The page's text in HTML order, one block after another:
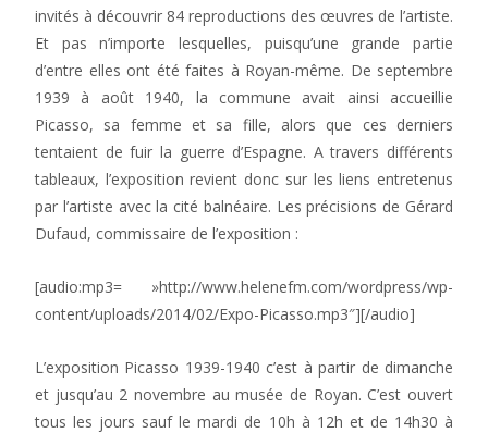
invités à découvrir 84 reproductions des œuvres de l’artiste.
Et pas n’importe lesquelles, puisqu’une grande partie
d’entre elles ont été faites à Royan-même. De septembre
1939 à août 1940, la commune avait ainsi accueillie
Picasso, sa femme et sa fille, alors que ces derniers
tentaient de fuir la guerre d’Espagne. A travers différents
tableaux, l’exposition revient donc sur les liens entretenus
par l’artiste avec la cité balnéaire. Les précisions de Gérard
Dufaud, commissaire de l’exposition :
[audio:mp3= »http://www.helenefm.com/wordpress/wp-
content/uploads/2014/02/Expo-Picasso.mp3″][/audio]
L’exposition Picasso 1939-1940 c’est à partir de dimanche
et jusqu’au 2 novembre au musée de Royan. C’est ouvert
tous les jours sauf le mardi de 10h à 12h et de 14h30 à